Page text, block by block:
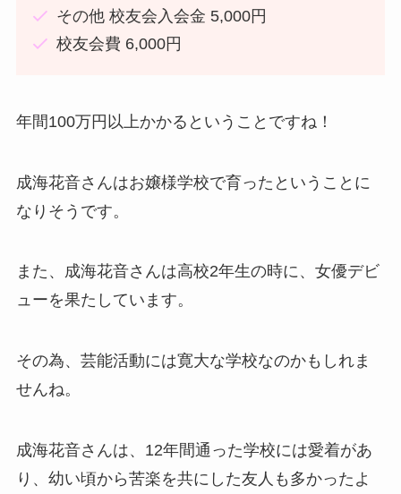
その他 校友会入会金 5,000円
校友会費 6,000円
年間100万円以上かかるということですね！
成海花音さんはお嬢様学校で育ったということに
なりそうです。
また、成海花音さんは高校2年生の時に、女優デビ
ューを果たしています。
その為、芸能活動には寛大な学校なのかもしれま
せんね。
成海花音さんは、12年間通った学校には愛着があ
り、幼い頃から苦楽を共にした友人も多かったよ